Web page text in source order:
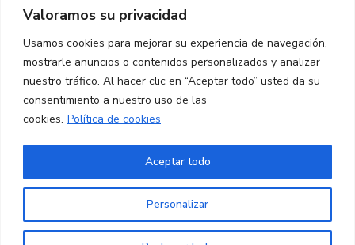
Valoramos su privacidad
Usamos cookies para mejorar su experiencia de navegación,
mostrarle anuncios o contenidos personalizados y analizar
nuestro tráfico. Al hacer clic en “Aceptar todo” usted da su
consentimiento a nuestro uso de las
cookies. Política de cookies
Personalizar
Aceptar todo
CONTACTO
Ed. K2M (Planta 1, Oficina 106)
C/ Jordi Girona 1-3
08034 Barcelona (España)
+34 93 405 44 03